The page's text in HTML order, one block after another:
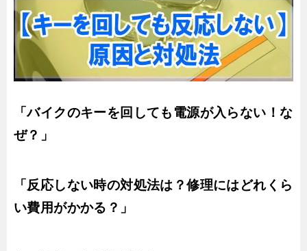
「バイクのキーを回しても電源が入らない！な
ぜ？」
「反応しない時の対処法は？修理にはどれくら
い費用がかかる？」